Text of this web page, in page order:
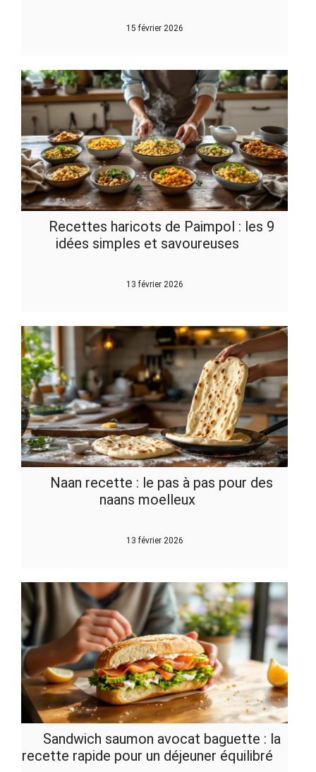
15 février 2026
Recettes haricots de Paimpol : les 9
idées simples et savoureuses
13 février 2026
Naan recette : le pas à pas pour des
naans moelleux
13 février 2026
Sandwich saumon avocat baguette : la
recette rapide pour un déjeuner équilibré